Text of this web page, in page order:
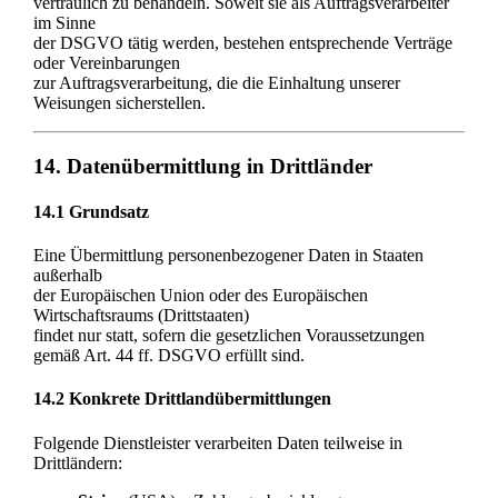
im Sinne
der DSGVO tätig werden, bestehen entsprechende Verträge
oder Vereinbarungen
zur Auftragsverarbeitung, die die Einhaltung unserer
Weisungen sicherstellen.
14. Datenübermittlung in Drittländer
14.1 Grundsatz
Eine Übermittlung personenbezogener Daten in Staaten
außerhalb
der Europäischen Union oder des Europäischen
Wirtschaftsraums (Drittstaaten)
findet nur statt, sofern die gesetzlichen Voraussetzungen
gemäß Art. 44 ff. DSGVO erfüllt sind.
14.2 Konkrete Drittlandübermittlungen
Folgende Dienstleister verarbeiten Daten teilweise in
Drittländern: